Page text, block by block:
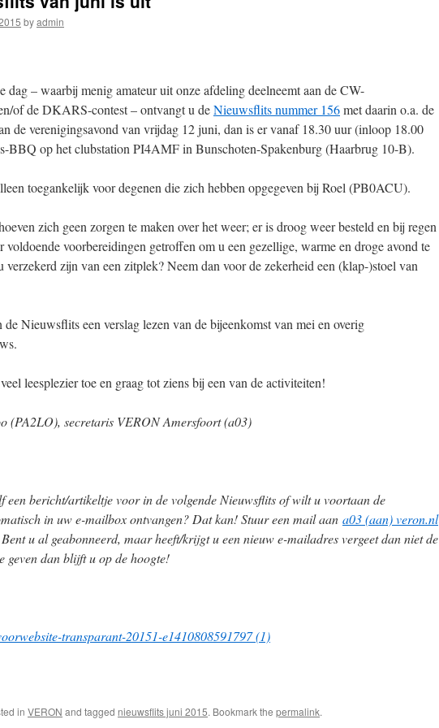
byadmin
dag – waarbij menig amateur uit onze afdeling deelneemt aan de CW-
of de DKARS-contest – ontvangt u deNieuwsflits nummer 156met daarin o.a. de
de verenigingsavond van vrijdag 12 juni, dan is er vanaf 18.30 uur (inloop 18.00
BBQ op het clubstation PI4AMF in Bunschoten-Spakenburg (Haarbrug 10-B).
toegankelijk voor degenen die zich hebben opgegeven bij Roel (PB0ACU).
zich geen zorgen te maken over het weer; er is droog weer besteld en bij regen
voldoende voorbereidingen getroffen om u een gezellige, warme en droge avond te
verzekerd zijn van een zitplek? Neem dan voor de zekerheid een (klap-)stoel van
Nieuwsflits een verslag lezen van de bijeenkomst van mei en overig
leesplezier toe en graag tot ziens bij een van de activiteiten!
(PA2LO), secretaris VERON Amersfoort (a03)
een bericht/artikeltje voor in de volgende Nieuwsflits of wilt u voortaan de
in uw e-mailbox ontvangen? Dat kan! Stuur een mail aan a03 (aan) veron.nl
u al geabonneerd, maar heeft/krijgt u een nieuw e-mailadres vergeet dan niet de
geven dan blijft u op de hoogte!
in VERON and tagged nieuwsflits juni 2015. Bookmark the permalink.